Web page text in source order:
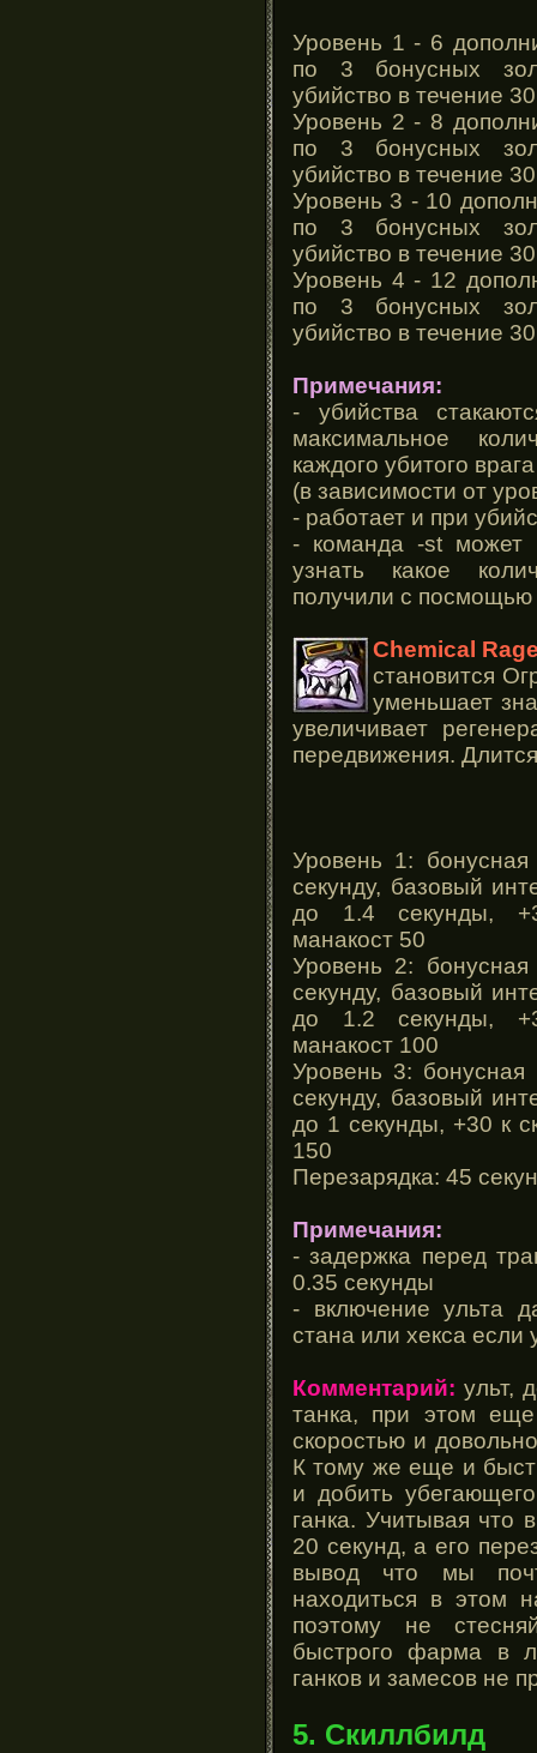
Уровень 1 - 6
по 3 бонусных
убийство в течение
Уровень 2 - 8
по 3 бонусных
убийство в течение
Уровень 3 - 10
по 3 бонусных
убийство в течение
Уровень 4 - 12
по 3 бонусных
убийство в течение
Примечания:
- убийства
максимальное
каждого убитого
(в зависимости от
- работает и при
- команда -st может
узнать какое
получили с посмощью
Chemical
становится
уменьшает
увеличивает
передвижения.
Уровень 1:
секунду, базовый
до 1.4 секунды,
манакост 50
Уровень 2:
секунду, базовый
до 1.2 секунды,
манакост 100
Уровень 3:
секунду, базовый
до 1 секунды, +30 к
150
Перезарядка: 45
Примечания:
- задержка перед
0.35 секунды
- включение ульта
стана или хекса если
Комментарий: ульт,
танка, при этом
скоростью и
К тому же еще и
и добить
ганка. Учитывая что
20 секунд, а его
вывод что мы
находиться в этом
поэтому не
быстрого фарма в
ганков и замесов не
5. Скиллбилд